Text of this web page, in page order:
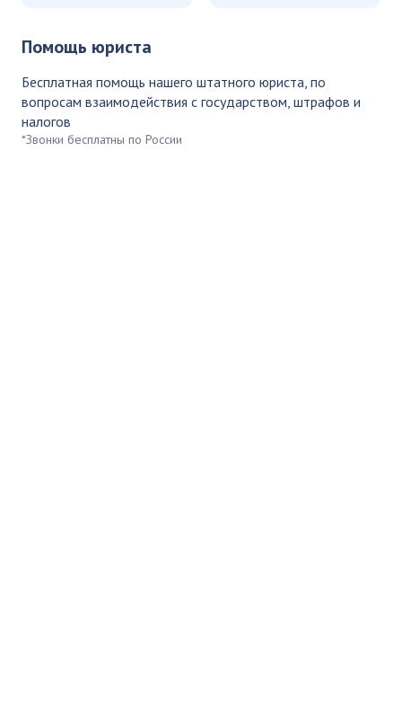
Помощь юриста
Бесплатная помощь нашего штатного юриста, по
вопросам взаимодействия с государством, штрафов и
налогов
*Звонки бесплатны по России